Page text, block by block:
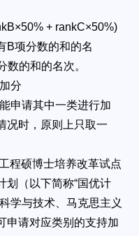
+ rankC×50%)
B项分数的和的名
数的和的名次。
分
申请其中一类进行加
况时，原则上只取一
程硕博士培养改革试点
划（以下简称“国优计
学与技术、马克思主义
申请对应类别的支持加